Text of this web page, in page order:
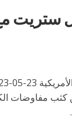
ستريت
كثب مفاوضات